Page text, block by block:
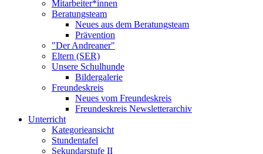
Mitarbeiter*innen
Beratungsteam
Neues aus dem Beratungsteam
Prävention
"Der Andreaner"
Eltern (SER)
Unsere Schulhunde
Bildergalerie
Freundeskreis
Neues vom Freundeskreis
Freundeskreis Newsletterarchiv
Unterricht
Kategorieansicht
Stundentafel
Sekundarstufe II